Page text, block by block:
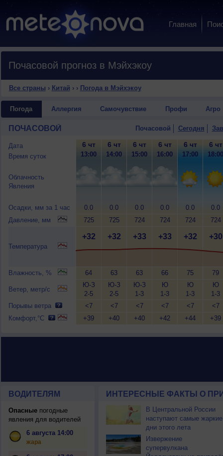
Главная
Почасовой прогноз в Мэйхэкоу
Все страны › Китай › › Погода в Мэйхэкоу
Погода Аллергия Самочувствие Профи Агро
ПОЧАСОВОЙ Почасовой Сегодня
Дата
Время суток
Облачность
Явления
Осадки, мм за 1 час
Давление, мм
Температура
Влажность, %
Ветер, метр/с
Порывы ветра
Комфорт,°C
6 чт
13:00
0.0
725
+32
64
Ю-З
2-5
<7
+39
6 чт
14:00
0.0
725
+32
63
Ю-З
2-5
<7
+40
6 чт
15:00
0.0
724
+33
63
Ю-З
1-3
<7
+40
6 чт
16:00
0.0
724
+33
66
Ю
1-3
<7
+42
6 чт
17:00
0.0
724
+32
75
Ю
1-3
<7
+44
6 чт
18:00
0.0
724
+30
79
Ю
1-3
<7
+39
ВОДИТЕЛЯМ
Опасныепогодные
явления для водителей
6 августа 14:00
жара
ИНТЕРЕСНЫЕ ФАКТЫ О
В Центральной России
наступают самые жаркие
дни этого лета
Извержение
супервулкана